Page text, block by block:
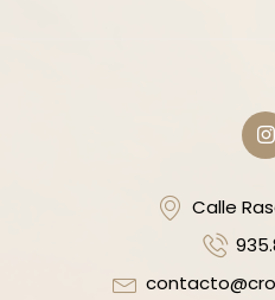
Calle